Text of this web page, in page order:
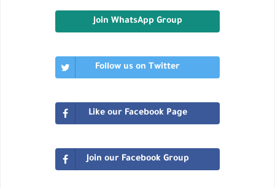
Join WhatsApp Group
Follow us on Twitter
Like our Facebook Page
Join our Facebook Group